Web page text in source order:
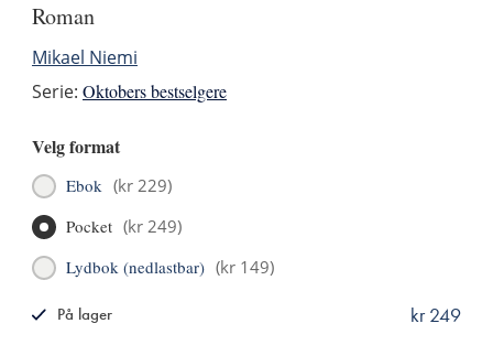
roman
Mikael Niemi
Serie: Oktobers bestselgere
Velg format
Ebok (kr 229)
Pocket (kr 249)
Lydbok (nedlastbar) (kr 149)
kr 249
På lager